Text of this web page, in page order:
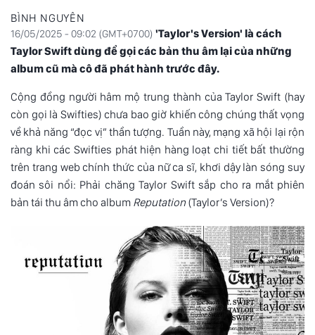
BÌNH NGUYÊN
16/05/2025 - 09:02 (GMT+0700) 'Taylor's Version' là cách
Taylor Swift dùng để gọi các bản thu âm lại của những
album cũ mà cô đã phát hành trước đây.
Cộng đồng người hâm mộ trung thành củaTaylor Swift (hay
còn gọi là Swifties) chưa bao giờ khiến công chúng thất vọng
về khả năng “đọc vị” thần tượng. Tuần này, mạng xã hội lại rộn
ràng khi các Swifties phát hiện hàng loạt chi tiết bất thường
trên trang web chính thức của nữ ca sĩ, khơi dậy làn sóng suy
đoán sôi nổi: Phải chăng Taylor Swift sắp cho ra mắt phiên
bản tái thu âm cho album Reputation (Taylor’s Version)?